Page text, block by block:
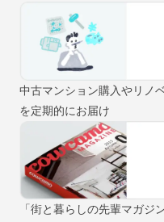
中古マンション購入やリノ
を定期的にお届け
「街と暮らしの先輩マガジ